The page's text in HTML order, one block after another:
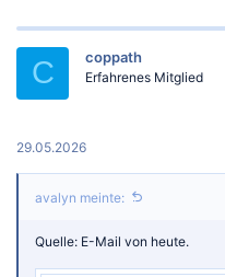
k
o
:
C coppath
Erfahrenes Mitglied
29.05.2026
avalyn meinte:
Quelle: E-Mail von heute.